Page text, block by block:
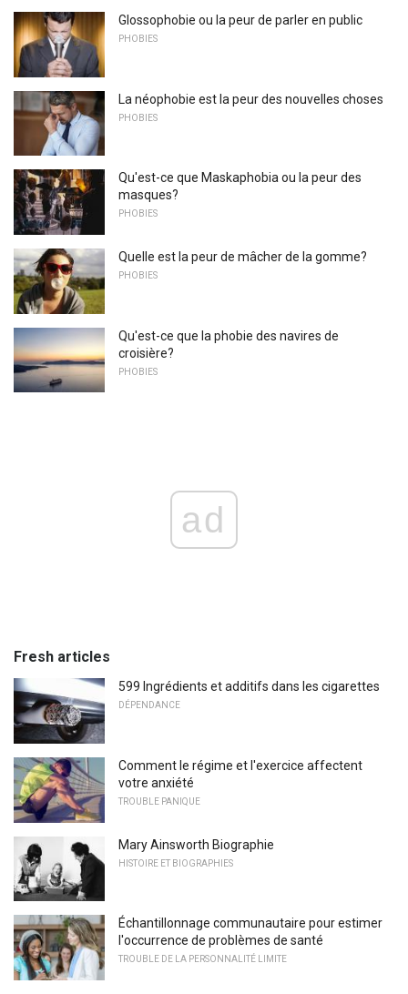
Glossophobie ou la peur de parler en public
PHOBIES
La néophobie est la peur des nouvelles choses
PHOBIES
Qu'est-ce que Maskaphobia ou la peur des
masques?
PHOBIES
Quelle est la peur de mâcher de la gomme?
PHOBIES
Qu'est-ce que la phobie des navires de
croisière?
PHOBIES
ad
Fresh articles
599 Ingrédients et additifs dans les cigarettes
DÉPENDANCE
Comment le régime et l'exercice affectent
votre anxiété
TROUBLE PANIQUE
Mary Ainsworth Biographie
HISTOIRE ET BIOGRAPHIES
Échantillonnage communautaire pour estimer
l'occurrence de problèmes de santé
TROUBLE DE LA PERSONNALITÉ LIMITE